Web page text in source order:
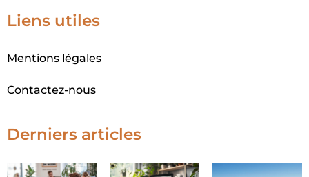
Liens utiles
Mentions légales
Contactez-nous
Derniers articles